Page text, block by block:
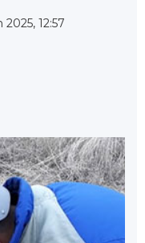
2025, 12:57